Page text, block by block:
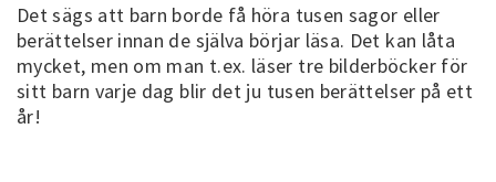
Det sägs att barn borde få höra tusen sagor eller
berättelser innan de själva börjar läsa. Det kan låta
mycket, men om man t.ex. läser tre bilderböcker för
sitt barn varje dag blir det ju tusen berättelser på ett
år!